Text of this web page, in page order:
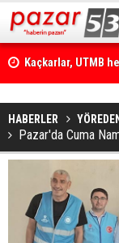
Kaçkarlar, UTMB
HABERLER
Pazar'da Cuma